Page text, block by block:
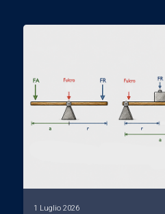
1 Luglio 2026